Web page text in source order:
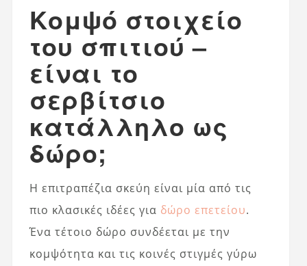
Κομψό στοιχείο
του σπιτιού –
είναι το
σερβίτσιο
κατάλληλο ως
δώρο;
Η επιτραπέζια σκεύη είναι μία από τις
πιο κλασικές ιδέες για δώρο επετείου.
Ένα τέτοιο δώρο συνδέεται με την
κομψότητα και τις κοινές στιγμές γύρω